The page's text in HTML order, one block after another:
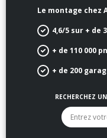
Le montage chez
4,6/5 sur + de
+ de 110 000
+ de 200
RECHERCHEZ
La liste des